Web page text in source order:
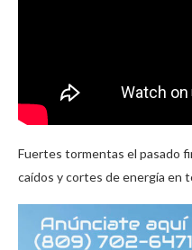
Fuertes tormentas el pasado
caídos y cortes de energía en